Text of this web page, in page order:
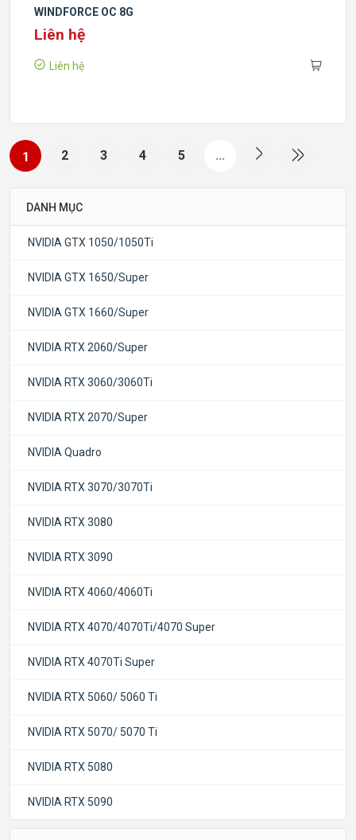
WINDFORCE OC 8G
Liên hệ
Liên hệ
1 2 3 4 5 ...
DANH MỤC
NVIDIA GTX 1050/1050Ti
NVIDIA GTX 1650/Super
NVIDIA GTX 1660/Super
NVIDIA RTX 2060/Super
NVIDIA RTX 3060/3060Ti
NVIDIA RTX 2070/Super
NVIDIA Quadro
NVIDIA RTX 3070/3070Ti
NVIDIA RTX 3080
NVIDIA RTX 3090
NVIDIA RTX 4060/4060Ti
NVIDIA RTX 4070/4070Ti/4070 Super
NVIDIA RTX 4070Ti Super
NVIDIA RTX 5060/ 5060 Ti
NVIDIA RTX 5070/ 5070 Ti
NVIDIA RTX 5080
NVIDIA RTX 5090